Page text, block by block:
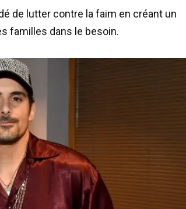
de lutter contre la faim en créant un
familles dans le besoin.